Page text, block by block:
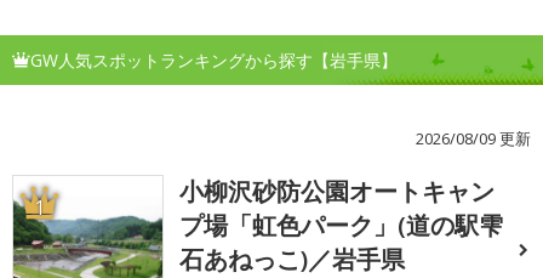
GW人気スポットランキングから探す【岩手県】
2026/08/09 更新
1
小柳沢砂防公園オートキャン
プ場「虹色パーク」(道の駅雫
石あねっこ)／岩手県